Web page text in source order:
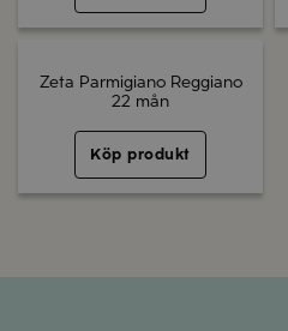
Zeta Parmigiano Reggiano
22 mån
Köp produkt